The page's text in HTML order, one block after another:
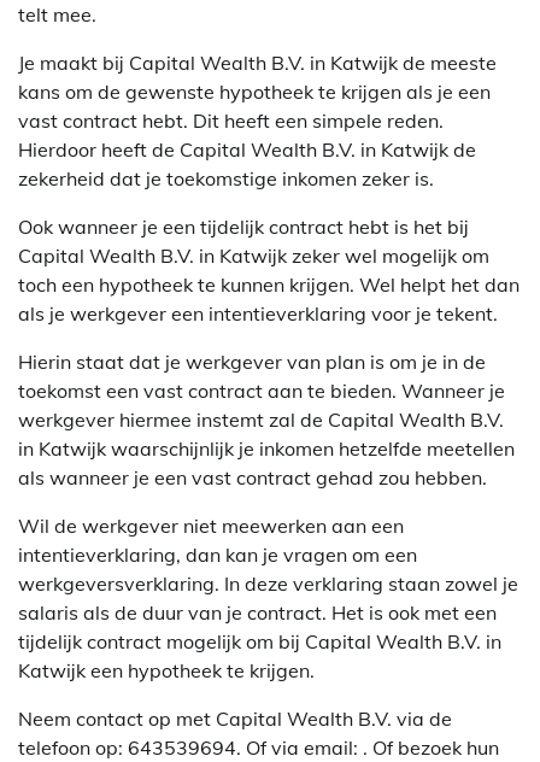
telt mee.
Je maakt bij Capital Wealth B.V. in Katwijk de meeste
kans om de gewenste hypotheek te krijgen als je een
vast contract hebt. Dit heeft een simpele reden.
Hierdoor heeft de Capital Wealth B.V. in Katwijk de
zekerheid dat je toekomstige inkomen zeker is.
Ook wanneer je een tijdelijk contract hebt is het bij
Capital Wealth B.V. in Katwijk zeker wel mogelijk om
toch een hypotheek te kunnen krijgen. Wel helpt het dan
als je werkgever een intentieverklaring voor je tekent.
Hierin staat dat je werkgever van plan is om je in de
toekomst een vast contract aan te bieden. Wanneer je
werkgever hiermee instemt zal de Capital Wealth B.V.
in Katwijk waarschijnlijk je inkomen hetzelfde meetellen
als wanneer je een vast contract gehad zou hebben.
Wil de werkgever niet meewerken aan een
intentieverklaring, dan kan je vragen om een
werkgeversverklaring. In deze verklaring staan zowel je
salaris als de duur van je contract. Het is ook met een
tijdelijk contract mogelijk om bij Capital Wealth B.V. in
Katwijk een hypotheek te krijgen.
Neem contact op met Capital Wealth B.V. via de
telefoon op: 643539694. Of via email: . Of bezoek hun